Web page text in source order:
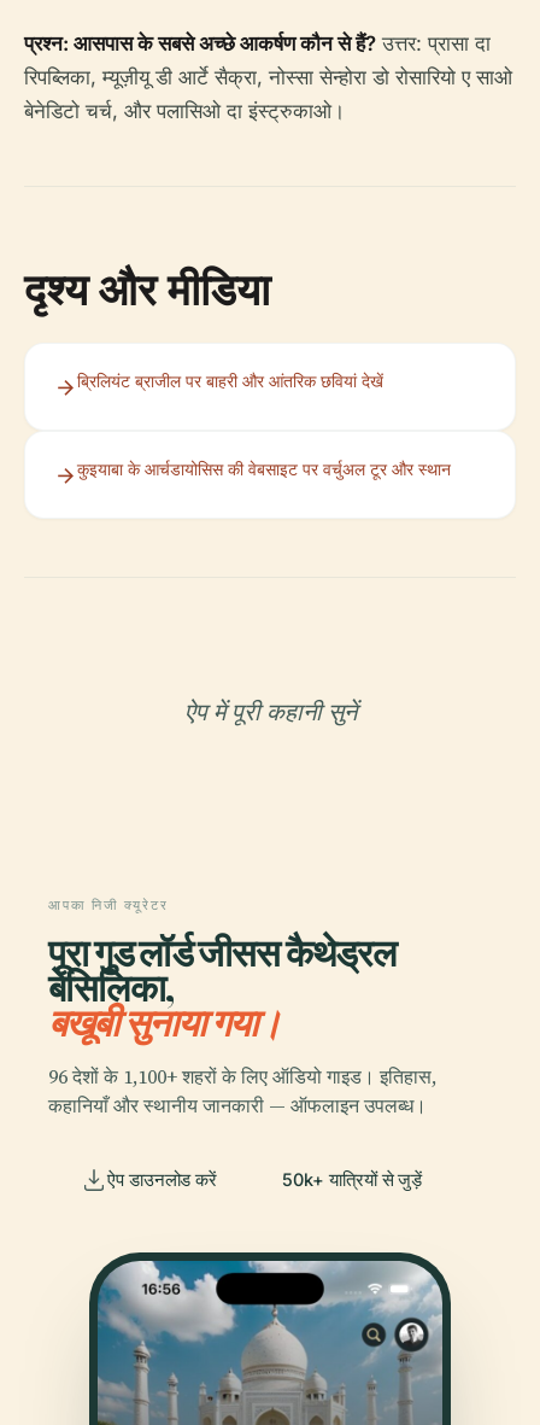
प्रश्न: आसपास के सबसे अच्छे आकर्षण कौन से हैं? उत्तर: प्रासा दा
रिपब्लिका, म्यूज़ीयू डी आर्टे सैक्रा, नोस्सा सेन्होरा डो रोसारियो ए साओ
बेनेडिटो चर्च, और पलासिओ दा इंस्ट्रुकाओ।
दृश्य और मीडिया
ब्रिलियंट ब्राजील पर बाहरी और आंतरिक छवियां देखें
कुइयाबा के आर्चडायोसिस की वेबसाइट पर वर्चुअल टूर और स्थान
ऐप में पूरी कहानी सुनें
आपका निजी क्यूरेटर
पूरा गुड लॉर्ड जीसस कैथेड्रल
बेसिलिका,
बखूबी सुनाया गया।
96 देशों के 1,100+ शहरों के लिए ऑडियो गाइड। इतिहास,
कहानियाँ और स्थानीय जानकारी — ऑफलाइन उपलब्ध।
ऐप डाउनलोड करें 50k+ यात्रियों से जुड़ें